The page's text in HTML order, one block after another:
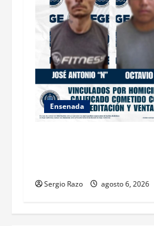
o
n
Ensenada
Sergio Razo agosto 6, 2026